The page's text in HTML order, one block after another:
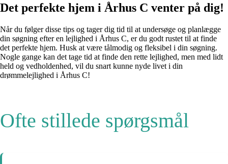
Det perfekte hjem i Århus C venter på dig!
Når du følger disse tips og tager dig tid til at undersøge og planlægge
din søgning efter en lejlighed i Århus C, er du godt rustet til at finde
det perfekte hjem. Husk at være tålmodig og fleksibel i din søgning.
Nogle gange kan det tage tid at finde den rette lejlighed, men med lidt
held og vedholdenhed, vil du snart kunne nyde livet i din
drømmelejlighed i Århus C!
Ofte stillede spørgsmål